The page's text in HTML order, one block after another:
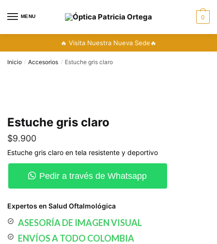
MENU 0
🔥 Visita Nuestra Nueva Sede🔥
Inicio / Accesorios / Estuche gris claro
Estuche gris claro
$9.900
Estuche gris claro en tela resistente y deportivo
Pedir a través de Whatsapp
Expertos en Salud Oftalmológica
ASESORÍA DE IMAGEN VISUAL
ENVÍOS A TODO COLOMBIA